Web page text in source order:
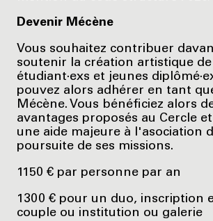
Devenir Mécène
Vous souhaitez contribuer
soutenir la création artistique
étudiant·exs et jeunes
pouvez alors adhérer en tant
Mécène. Vous bénéficiez alors
avantages proposés au Cercle
une aide majeure à l'asociation
poursuite de ses missions.
1150 € par personne par an
1300 € pour un duo, inscription
couple ou institution ou galerie